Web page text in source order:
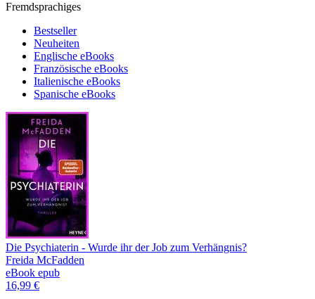
Fremdsprachiges
Bestseller
Neuheiten
Englische eBooks
Französische eBooks
Italienische eBooks
Spanische eBooks
Die Psychiaterin - Wurde ihr der Job zum Verhängnis?
Freida McFadden
eBook epub
16,99 €